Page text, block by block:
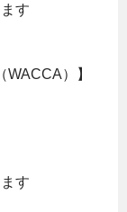
す
）
】
す